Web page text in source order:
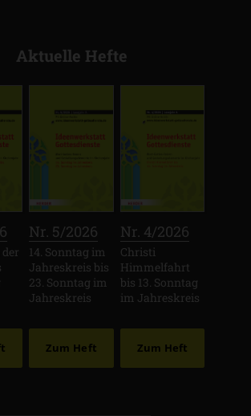
Aktuelle Hefte
Nr. 5/2026
14. Sonntag im
Jahreskreis bis
23. Sonntag im
Jahreskreis
Zum Heft
Nr. 4/2026
Christi
Himmelfahrt
bis 13. Sonntag
im Jahreskreis
Zum Heft